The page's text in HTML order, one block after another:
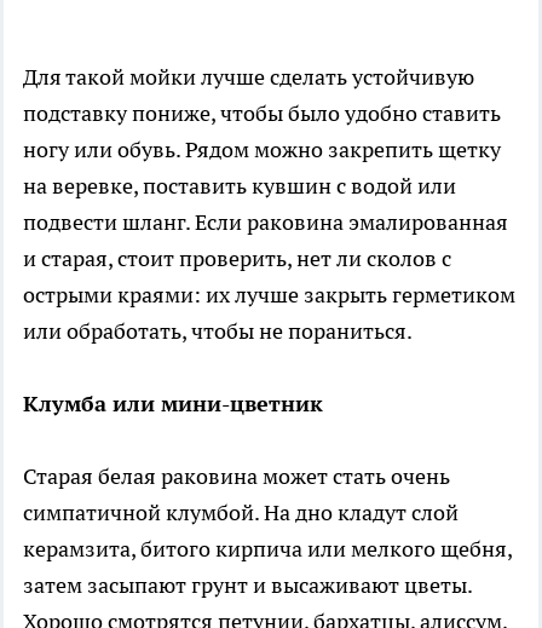
Для такой мойки лучше сделать устойчивую
подставку пониже, чтобы было удобно ставить
ногу или обувь. Рядом можно закрепить щетку
на веревке, поставить кувшин с водой или
подвести шланг. Если раковина эмалированная
и старая, стоит проверить, нет ли сколов с
острыми краями: их лучше закрыть герметиком
или обработать, чтобы не пораниться.
Клумба или мини-цветник
Старая белая раковина может стать очень
симпатичной клумбой. На дно кладут слой
керамзита, битого кирпича или мелкого щебня,
затем засыпают грунт и высаживают цветы.
Хорошо смотрятся петунии, бархатцы, алиссум,